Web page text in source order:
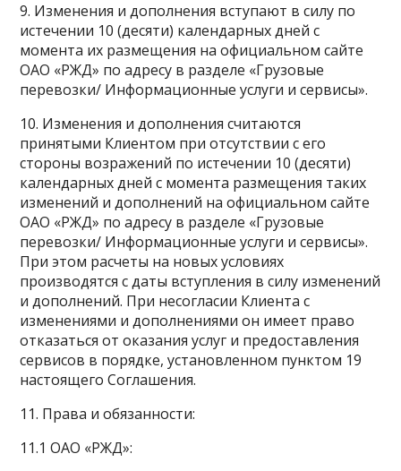
9. Изменения и дополнения вступают в силу по
истечении 10 (десяти) календарных дней с
момента их размещения на официальном сайте
ОАО «РЖД» по адресу в разделе «Грузовые
перевозки/ Информационные услуги и сервисы».
10. Изменения и дополнения считаются
принятыми Клиентом при отсутствии с его
стороны возражений по истечении 10 (десяти)
календарных дней с момента размещения таких
изменений и дополнений на официальном сайте
ОАО «РЖД» по адресу в разделе «Грузовые
перевозки/ Информационные услуги и сервисы».
При этом расчеты на новых условиях
производятся с даты вступления в силу изменений
и дополнений. При несогласии Клиента с
изменениями и дополнениями он имеет право
отказаться от оказания услуг и предоставления
сервисов в порядке, установленном пунктом 19
настоящего Соглашения.
11. Права и обязанности:
11.1 ОАО «РЖД»: